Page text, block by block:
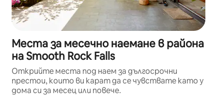
Места за месечно наемане в района
на Smooth Rock Falls
Открийте места под наем за дългосрочни
престои, които ви карат да се чувствате като у
дома си за месец или повече.